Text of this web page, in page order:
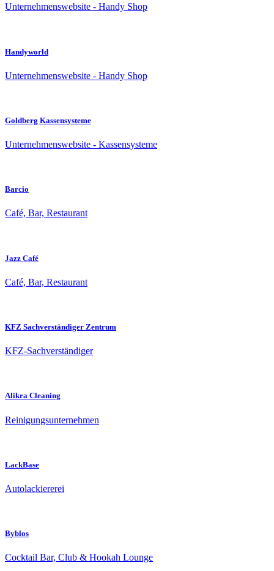
Unternehmenswebsite - Handy Shop
Handyworld
Unternehmenswebsite - Handy Shop
Goldberg Kassensysteme
Unternehmenswebsite - Kassensysteme
Barcio
Café, Bar, Restaurant
Jazz Café
Café, Bar, Restaurant
KFZ Sachverständiger Zentrum
KFZ-Sachverständiger
Alikra Cleaning
Reinigungsunternehmen
LackBase
Autolackiererei
Byblos
Cocktail Bar, Club & Hookah Lounge